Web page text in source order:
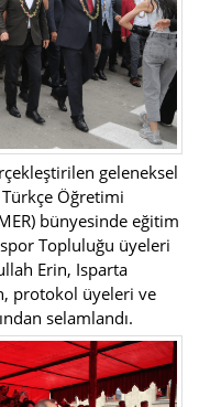
geleneksel
Öğretimi
bünyesinde eğitim
Topluluğu üyeleri
Erin, Isparta
protokol üyeleri ve
selamlandı.